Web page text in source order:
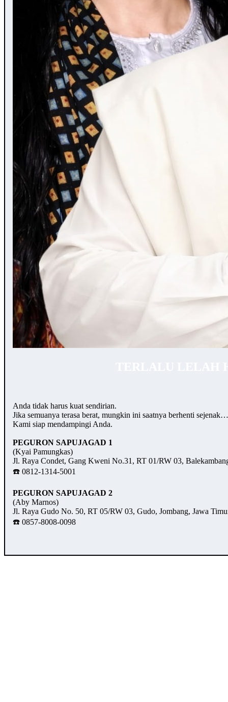
Anda tidak harus kuat sendirian.
Jika semuanya terasa berat, mungkin ini saatnya berhenti
Kami siap mendampingi Anda.
PEGURON SAPUJAGAD 1
(Kyai Pamungkas)
Jl. Raya Condet, Gang Kweni No.31, RT 01/RW 03,
☎️ 0812-1314-5001
PEGURON SAPUJAGAD 2
(Aby Marnos)
Jl. Raya Gudo No. 50, RT 05/RW 03, Gudo, Jombang, Jawa
☎️ 0857-8008-0098